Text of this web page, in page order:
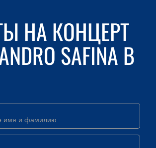
НА КОНЦЕРТ
SAFINA В